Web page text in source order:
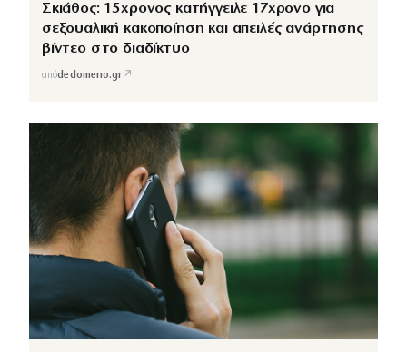
Σκιάθος: 15χρονος κατήγγειλε 17χρονο για
σεξουαλική κακοποίηση και απειλές ανάρτησης
βίντεο στο διαδίκτυο
απόdedomeno.gr ↗